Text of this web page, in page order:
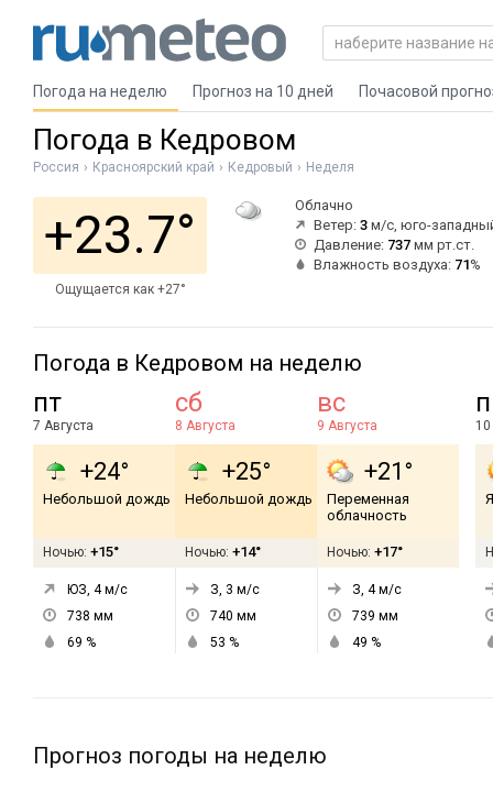
Погода на неделю Прогноз на 10 дней Почасовой
Погода в Кедровом
Россия Красноярский край Кедровый Неделя
+23.7°
Ощущается как +27°
Облачно
Ветер: 3 м/с, юго-
Давление: 737 мм рт.ст.
Влажность воздуха: 71%
Погода в Кедровом на неделю
пт
7 Августа
+24°
Небольшой дождь
Ночью: +15°
ЮЗ, 4м/с
738 мм
69 %
сб
8 Августа
+25°
Небольшой дождь
Ночью: +14°
З, 3 м/с
740 мм
53 %
вс
9 Августа
+21°
Переменная
облачность
Ночью: +17°
З, 4м/с
739 мм
49 %
10
Прогноз погоды на неделю